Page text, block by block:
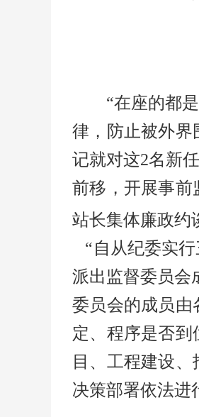
“在座的都
律，防止被外界
记就对这2名新
前移，开展事前
站长集体廉政约
“自从纪委实
派出监督委员会
委员会的成员由
定、程序是否
目、工程建设
决策部署依法进